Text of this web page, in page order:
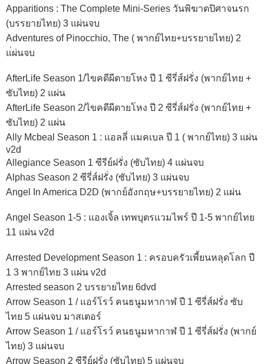
Apparitions : The Complete Mini-Series วันพิฆาตปิศาจนรก
(บรรยายไทย) 3 แผ่นจบ
Adventures of Pinocchio, The ( พากย์ไทย+บรรยายไทย) 2
แ่ผ่นจบ
AfterLife Season 1/ไขคดีผีตายโหง ปี 1 ซีรี่ส์ฝรั่ง (พากย์ไทย +
ซับไทย) 2 แผ่น
AfterLife Season 2/ไขคดีผีตายโหง ปี 2 ซีรี่ส์ฝรั่ง (พากย์ไทย +
ซับไทย) 2 แผ่น
Ally Mcbeal Season 1 : แอลลี่ แมคเบล ปี 1 ( พากย์ไทย) 3 แผ่น
v2d
Allegiance Season 1 ซีรีย์ฝรั่ง (ซับไทย) 4 แผ่นจบ
Alphas Season 2 ซีรี่ส์ฝรั่ง (ซับไทย) 3 แผ่นจบ
Angel In America D2D (พากย์อังกฤษ+บรรยายไทย) 2 แผ่น
Angel Season 1-5 : แองเจิ้ล เทพบุตรแวมไพร์ ปี 1-5 พากย์ไทย
11 แผ่น v2d
Arrested Development Season 1 : ครอบครัวเพี้ยนหลุดโลก ปี
1 3 พากย์ไทย 3 แผ่น v2d
Arrested season 2 บรรยายไทย 6dvd
Arrow Season 1 / แอร์โรว์ คนธนูมหากาฬ ปี 1 ซีรี่ส์ฝรั่ง ซับ
ไทย 5 แผ่นจบ มาสเตอร์
Arrow Season 1 / แอร์โรว์ คนธนูมหากาฬ ปี 1 ซีรี่ส์ฝรั่ง (พากย์
ไทย) 3 แผ่นจบ
Arrow Season 2 ซีรีย์ฝรั่ง (ซับไทย) 5 แผ่นจบ